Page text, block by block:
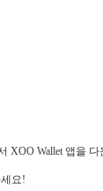
XOO Wallet 앱을
요!